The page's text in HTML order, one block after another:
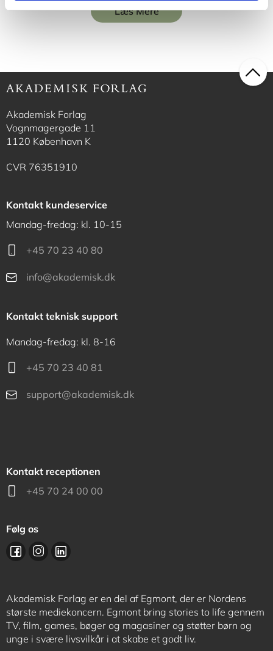
Læs Mere
Akademisk Forlag
Vognmagergade 11
1120 København K
CVR 76351910
Kontakt kundeservice
Mandag-fredag: kl. 10-15
+45 70 23 40 80
info@akademisk.dk
Kontakt teknisk support
Mandag-fredag: kl. 8-16
+45 70 23 40 81
support@akademisk.dk
Kontakt receptionen
+45 70 24 00 00
Følg os
Akademisk Forlag er en del af Egmont, der er Nordens
største mediekoncern. Egmont bring stories to life gennem
TV, film, games, bøger og magasiner og støtter børn og
unge i svære livsvilkår i at skabe et godt liv.